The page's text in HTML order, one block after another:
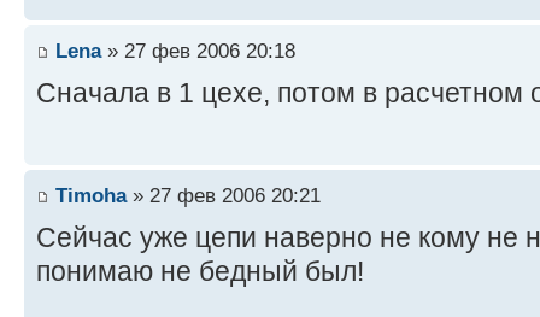
Lena» 27 фев 2006 20:18
Cначала в 1 цехе, потом в расчетном
Timoha» 27 фев 2006 20:21
Сейчас уже цепи наверно не кому не
понимаю не бедный был!